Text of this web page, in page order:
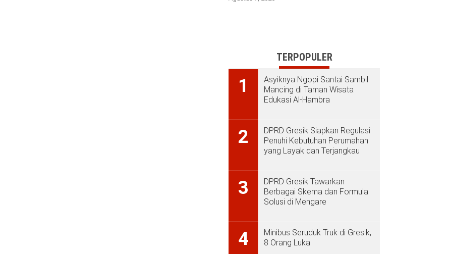
TERPOPULER
1
Asyiknya Ngopi Santai Sambil
Mancing di Taman Wisata
Edukasi Al-Hambra
2
DPRD Gresik Siapkan Regulasi
Penuhi Kebutuhan Perumahan
yang Layak dan Terjangkau
3
DPRD Gresik Tawarkan
Berbagai Skema dan Formula
Solusi di Mengare
4
Minibus Seruduk Truk di Gresik,
8 Orang Luka